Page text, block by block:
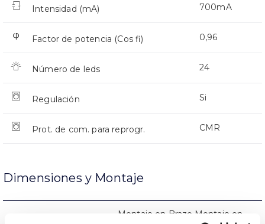
Intensidad (mA) 700mA
Factor de potencia (Cos fi) 0,96
Número de leds 24
Regulación Si
Prot. de com. para reprogr. CMR
Dimensiones y Montaje
Montaje en Brazo,Montaje en